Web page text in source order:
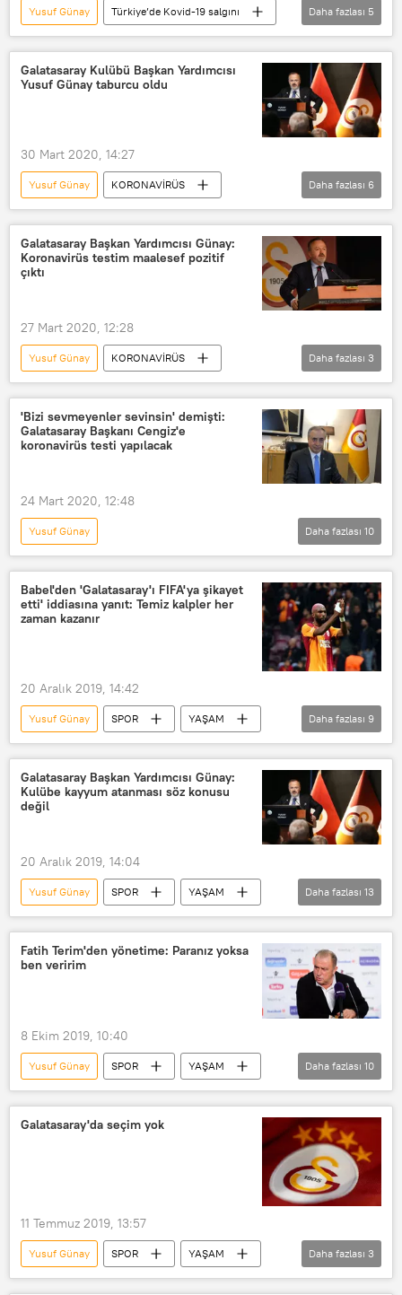
Yusuf Günay
Türkiye’de Kovid-19 salgını
SPOR
YAŞAM
Haberler
Koronavirüs
Galatasaray
Daha fazlası 5
Galatasaray Kulübü Başkan Yardımcısı
Yusuf Günay taburcu oldu
30 Mart 2020, 14:27
Yusuf Günay
KORONAVİRÜS
SPOR
YAŞAM
Haberler
Galatasaray
Fatih Terim
Koronavirüs
taburcu
Daha fazlası 6
Galatasaray Başkan Yardımcısı Günay:
Koronavirüs testim maalesef pozitif
çıktı
27 Mart 2020, 12:28
Yusuf Günay
KORONAVİRÜS
Galatasaray
Koronavirüs
Pozitif
Daha fazlası 3
'Bizi sevmeyenler sevinsin' demişti:
Galatasaray Başkanı Cengiz'e
koronavirüs testi yapılacak
24 Mart 2020, 12:48
Yusuf Günay
Çin’de başlayan koronavirüs salgını
SPOR
YAŞAM
Haberler
Galatasaray
Mustafa Cengiz
Daha fazlası 10
Babel'den 'Galatasaray'ı FIFA'ya şikayet
etti' iddiasına yanıt: Temiz kalpler her
zaman kazanır
20 Aralık 2019, 14:42
Yusuf Günay SPOR
YAŞAM
Haberler
Galatasaray
FIFA
Şikayet
Ryan Babel
Alacak
Spekülasyon
Borç Futbol
Daha fazlası 9
Galatasaray Başkan Yardımcısı Günay:
Kulübe kayyum atanması söz konusu
değil
20 Aralık 2019, 14:04
Yusuf Günay SPOR
YAŞAM
Haberler
Galatasaray
Türkiye Futbol Federasyonu (TFF)
Arda Turan
Ziraat Türkiye Kupası
Ryan Babel
FIFA
Dursun Özbek
Daha fazlası 13
Fatih Terim'den yönetime: Paranız yoksa
ben veririm
8 Ekim 2019, 10:40
Yusuf Günay SPOR
YAŞAM
Haberler
Türkiye
DÜNYA
Fatih Terim
Ali Koç
Daha fazlası 10
Galatasaray'da seçim yok
11 Temmuz 2019, 13:57
Yusuf Günay SPOR
YAŞAM
Haberler
Abdurrahim Albayrak
Daha fazlası 3